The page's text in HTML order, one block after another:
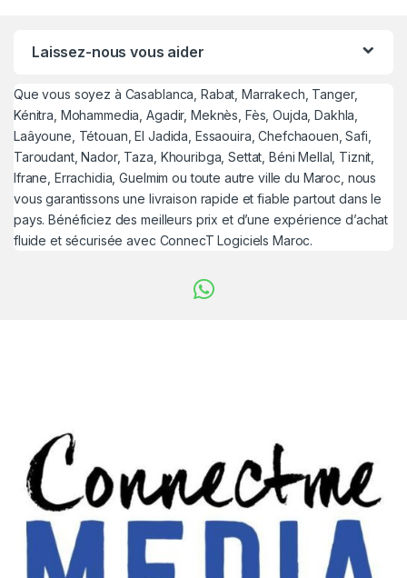
Laissez-nous vous aider
Que vous soyez à Casablanca, Rabat, Marrakech, Tanger,
Kénitra, Mohammedia, Agadir, Meknès, Fès, Oujda, Dakhla,
Laâyoune, Tétouan, El Jadida, Essaouira, Chefchaouen, Safi,
Taroudant, Nador, Taza, Khouribga, Settat, Béni Mellal, Tiznit,
Ifrane, Errachidia, Guelmim ou toute autre ville du Maroc, nous
vous garantissons une livraison rapide et fiable partout dans le
pays. Bénéficiez des meilleurs prix et d’une expérience d’achat
fluide et sécurisée avec ConnecT Logiciels Maroc.